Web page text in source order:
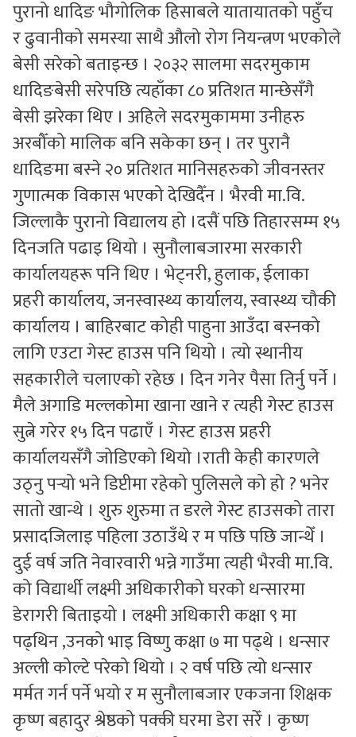
पुरानो धादिङ भौगोलिक हिसाबले यातायातको पहुँच
र ढुवानीको समस्या साथै औलो रोग नियन्त्रण भएकोले
बेसी सरेको बताइन्छ । २०३२ सालमा सदरमुकाम
धादिङबेसी सरेपछि त्यहाँका ८० प्रतिशत मान्छेसँगै
बेसी झरेका थिए । अहिले सदरमुकाममा उनीहरु
अरबौँको मालिक बनि सकेका छन् । तर पुरानै
धादिङमा बस्ने २० प्रतिशत मानिसहरुको जीवनस्तर
गुणात्मक विकास भएको देखिदैँन । भैरवी मा.वि.
जिल्लाकै पुरानो विद्यालय हो ।दसैं पछि तिहारसम्म १५
दिनजति पढाइ थियो । सुनौलाबजारमा सरकारी
कार्यालयहरू पनि थिए । भेट्नरी, हुलाक, ईलाका
प्रहरी कार्यालय, जनस्वास्थ्य कार्यालय, स्वास्थ्य चौकी
कार्यालय । बाहिरबाट कोही पाहुना आउँदा बस्नको
लागि एउटा गेस्ट हाउस पनि थियो । त्यो स्थानीय
सहकारीले चलाएको रहेछ । दिन गनेर पैसा तिर्नु पर्ने ।
मैले अगाडि मल्लकोमा खाना खाने र त्यही गेस्ट हाउस
सुत्ने गरेर १५ दिन पढाएँ । गेस्ट हाउस प्रहरी
कार्यालयसँगै जोडिएको थियो ।राती केही कारणले
उठ्नु पर्‍यो भने डिप्टीमा रहेको पुलिसले को हो ? भनेर
सातो खान्थे । शुरु शुरुमा त डरले गेस्ट हाउसको तारा
प्रसादजिलाइ पहिला उठाउँथे र म पछि पछि जान्थेँ ।
दुई वर्ष जति नेवारवारी भन्ने गाउँमा त्यही भैरवी मा.वि.
को विद्यार्थी लक्ष्मी अधिकारीको घरको धन्सारमा
डेरागरी बिताइयो । लक्ष्मी अधिकारी कक्षा ९ मा
पढ्थिन ,उनको भाइ विष्णु कक्षा ७ मा पढ्थे । धन्सार
अल्ली कोल्टे परेको थियो । २ वर्ष पछि त्यो धन्सार
मर्मत गर्न पर्ने भयो र म सुनौलाबजार एकजना शिक्षक
कृष्ण बहादुर श्रेष्ठको पक्की घरमा डेरा सरेँ । कृष्ण